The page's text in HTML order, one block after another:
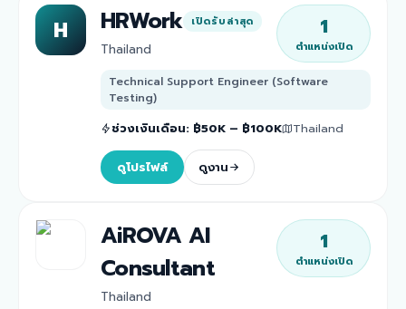
H HRWork เปิดรับล่าสุด
Thailand
1
ตำแหน่งเปิด
Technical Support Engineer (Software
Testing)
ช่วงเงินเดือน: ฿50K – ฿100K Thailand
ดูโปรไฟล์ ดูงาน
AiROVA AI
Consultant
Thailand
1
ตำแหน่งเปิด